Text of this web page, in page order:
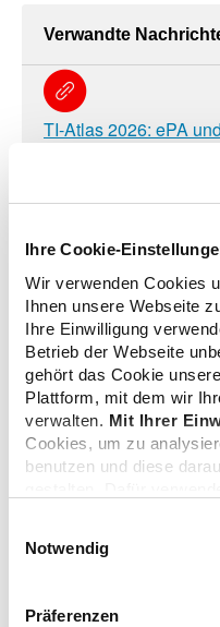
Ihre Cookie-
Wir verwenden Cookies
Ihnen unsere Webseite
Ihre Einwilligung
Betrieb der Webseite
gehört das Cookie
Plattform, mit dem wir
verwalten. Mit Ihrer
Cookies, um zu
benutzen und diese
Adresse und Ihr
Klick auf „Cookies
erforderlichen Cookies
Notwendig
Präferenzen
Verwandte
TI-Atlas 2026: ePA
BMG stellt
vor
09.07.2026
gematik treibt
Telematikinfrastruktur
23.06.2026
elektronischen